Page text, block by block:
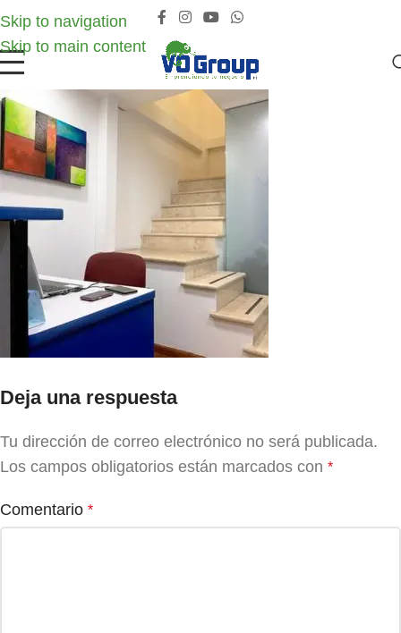
Skip to navigation
Skip to main content
Deja una respuesta
Tu dirección de correo electrónico no será publicada.
Los campos obligatorios están marcados con *
Comentario *